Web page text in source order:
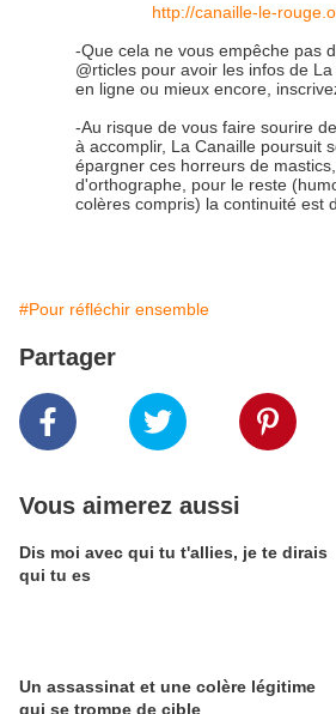
http://canaille-le-
-Que cela ne vous empêche pas
@rticles pour avoir les infos de
en ligne ou mieux encore,
-Au risque de vous faire sourire
à accomplir, La Canaille poursuit
épargner ces horreurs de
d'orthographe, pour le reste
colères compris) la continuité est
#Pour réfléchir ensemble
Partager
Vous aimerez aussi
Dis moi avec qui tu t'allies, je te dirais
qui tu es
Un assassinat et une colère légitime
qui se trompe de cible